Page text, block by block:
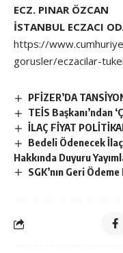
ECZ. PINAR ÖZCAN
İSTANBUL ECZACI
https://
gorusler/eczacilar-
PFİZER’DA
TEİS Başkanı’ndan
İLAÇ FİYAT
Bedeli Ödenecek
Hakkında Duyuru
SGK’nın Geri